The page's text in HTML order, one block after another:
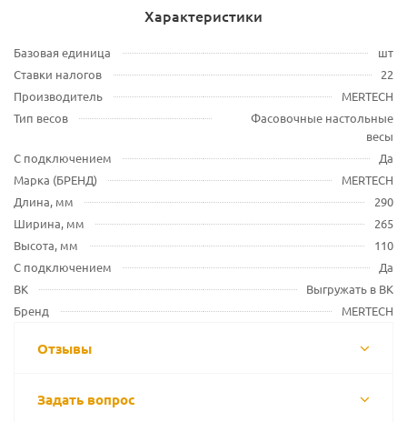
Характеристики
Базовая единица
шт
Ставки налогов
22
Производитель
MERTECH
Тип весов
Фасовочные настольные
весы
С подключением
Да
Марка (БРЕНД)
MERTECH
Длина, мм
290
Ширина, мм
265
Высота, мм
110
С подключением
Да
ВК
Выгружать в ВК
Бренд
MERTECH
Отзывы
Задать вопрос